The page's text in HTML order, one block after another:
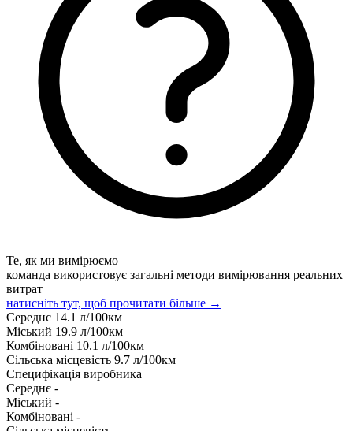
Те, як ми вимірюємо
команда використовує загальні методи вимірювання реальних
витрат
натисніть тут, щоб прочитати більше →
Середнє 14.1 л/100км
Міський 19.9 л/100км
Комбіновані 10.1 л/100км
Сільська місцевість 9.7 л/100км
Специфікація виробника
Середнє -
Міський -
Комбіновані -